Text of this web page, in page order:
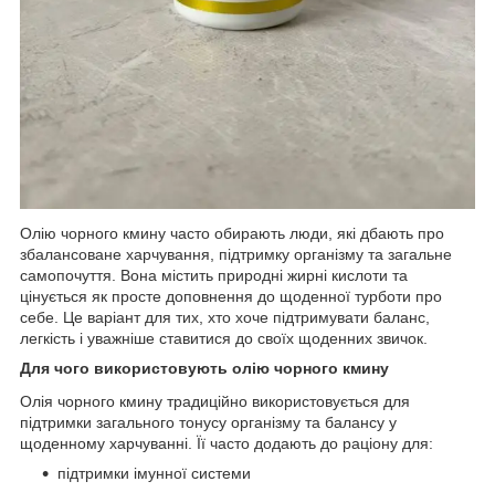
Олію чорного кмину часто обирають люди, які дбають про
збалансоване харчування, підтримку організму та загальне
самопочуття. Вона містить природні жирні кислоти та
цінується як просте доповнення до щоденної турботи про
себе. Це варіант для тих, хто хоче підтримувати баланс,
легкість і уважніше ставитися до своїх щоденних звичок.
Для чого використовують олію чорного кмину
Олія чорного кмину традиційно використовується для
підтримки загального тонусу організму та балансу у
щоденному харчуванні. Її часто додають до раціону для:
підтримки імунної системи